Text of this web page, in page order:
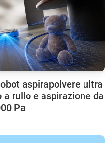
aspirapolvere ultra
rullo e aspirazione da
Pa